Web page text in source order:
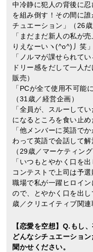
中冷静に犯人の背後に
を組み倒す！その間に
チュエーション」（26歳
「まだまだ新人の私が
りえなーいヽ(^o^)丿笑
「ノルマが課せられて
ドリー感をだして一人
販売）
「PCが全て使用不可能
（31歳／経営企画）
「全員が、スルーして
になるところを食い止め
「他メンバーに英語で
わって英語で会話して解
（29歳／マーケティング
「いつもとやかく口を
コンテストで上司は予
職場で私が一躍ヒロイ
ので、とやかく口を出
歳／クリエイティブ関連
【恋愛を空想】Q.もし
どんなシチュエーショ
聞かせください。